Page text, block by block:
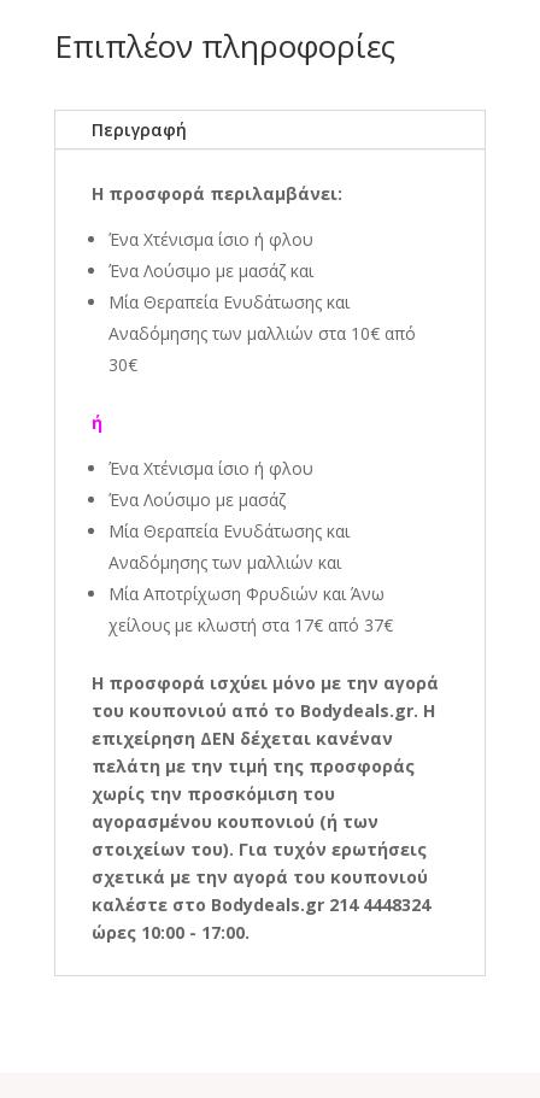
Επιπλέον πληροφορίες
Περιγραφή
Η προσφορά περιλαμβάνει:
Ένα Χτένισμα ίσιο ή φλου
Ένα Λούσιμο με μασάζ και
Μία Θεραπεία Ενυδάτωσης και
Αναδόμησης των μαλλιών στα 10€ από
30€
ή
Ένα Χτένισμα ίσιο ή φλου
Ένα Λούσιμο με μασάζ
Μία Θεραπεία Ενυδάτωσης και
Αναδόμησης των μαλλιών και
Μία Αποτρίχωση Φρυδιών και Άνω
χείλους με κλωστή στα 17€ από 37€
Η προσφορά ισχύει μόνο με την αγορά
του κουπονιού από το Bodydeals.gr. Η
επιχείρηση ΔΕΝ δέχεται κανέναν
πελάτη με την τιμή της προσφοράς
χωρίς την προσκόμιση του
αγορασμένου κουπονιού (ή των
στοιχείων του). Για τυχόν ερωτήσεις
σχετικά με την αγορά του κουπονιού
καλέστε στο Bodydeals.gr 214 4448324
ώρες 10:00 - 17:00.